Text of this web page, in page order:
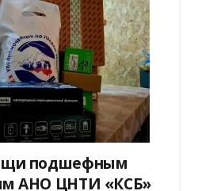
подшефным
АНО ЦНТИ «КСБ»